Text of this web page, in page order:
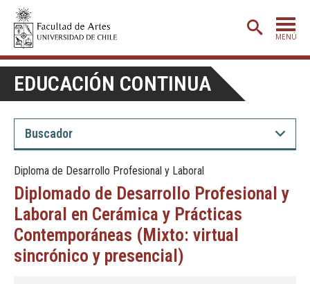
MENÚ
PORTADA
ADMISIÓN
CARRERAS
POSTGRADO
EXTENSIÓN
CREACIÓNE INVESTIGACIÓN
BIBLIOTECA
EDUCACIÓN CONTINUA
Diploma de Desarrollo Profesional y Laboral
Diplomado de Desarrollo Profesional y
Laboral en Cerámica y Prácticas
Contemporáneas (Mixto: virtual
sincrónico y presencial)